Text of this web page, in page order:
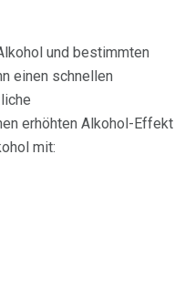
und bestimmten
einen schnellen
erhöhten Alkohol-Effekt
mit: